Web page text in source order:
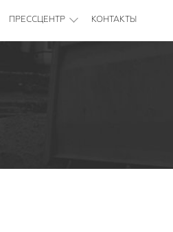
ПРЕССЦЕНТР КОНТАКТЫ